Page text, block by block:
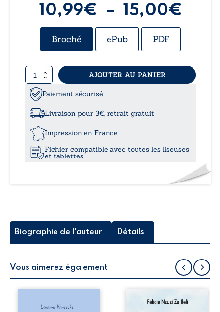
10,99€ – 15,00€
Broché ePub PDF
quantité
de
Faire
choix
heureux…
Un
chemin
AJOUTER AU PANIER
Paiement sécurisé
Livraison pour 3€, retrait gratuit
Impression en France
Fichier compatible avec toutes les liseuses
et tablettes
Biographie de l'auteur Détails
Vous aimerez également
la rue donne la
Auberge de la